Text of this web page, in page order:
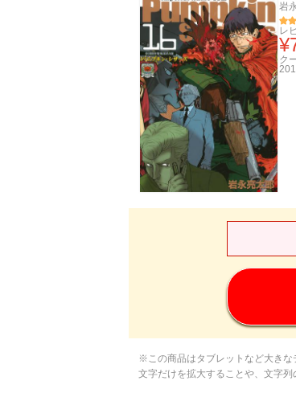
岩
レ
¥
ク
※この商品はタブレットなど大きな
文字だけを拡大することや、文字